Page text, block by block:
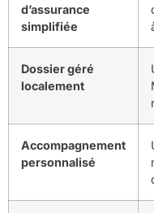
d’assurance
simplifiée
Dossier géré
localement
Accompagnement
personnalisé